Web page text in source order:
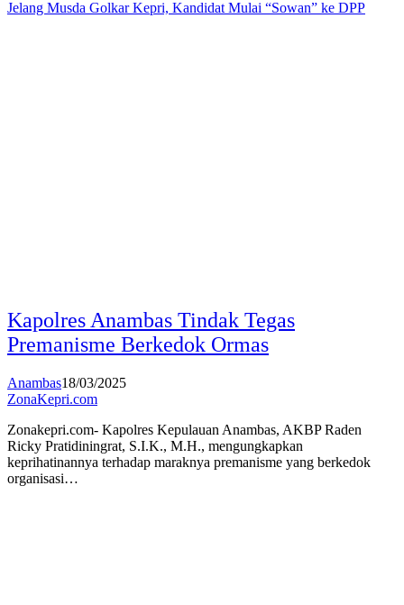
Jelang Musda Golkar Kepri, Kandidat Mulai “Sowan” ke DPP
Kapolres Anambas Tindak Tegas
Premanisme Berkedok Ormas
Anambas18/03/2025
ZonaKepri.com
Zonakepri.com- Kapolres Kepulauan Anambas, AKBP Raden
Ricky Pratidiningrat, S.I.K., M.H., mengungkapkan
keprihatinannya terhadap maraknya premanisme yang berkedok
organisasi…